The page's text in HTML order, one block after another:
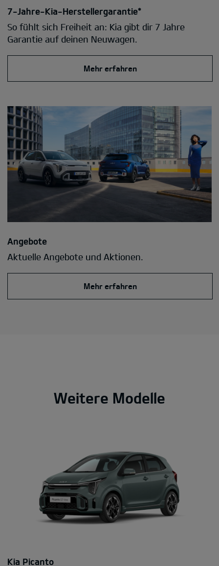
7-Jahre-Kia-Herstellergarantie*
So fühlt sich Freiheit an: Kia gibt dir 7 Jahre
Garantie auf deinen Neuwagen.
Mehr erfahren
Angebote
Aktuelle Angebote und Aktionen.
Mehr erfahren
Weitere Modelle
Kia Picanto